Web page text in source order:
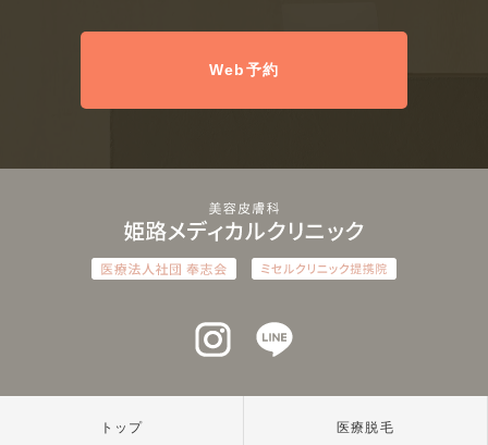
Web予約
インスタグラム
トップ 医療脱毛